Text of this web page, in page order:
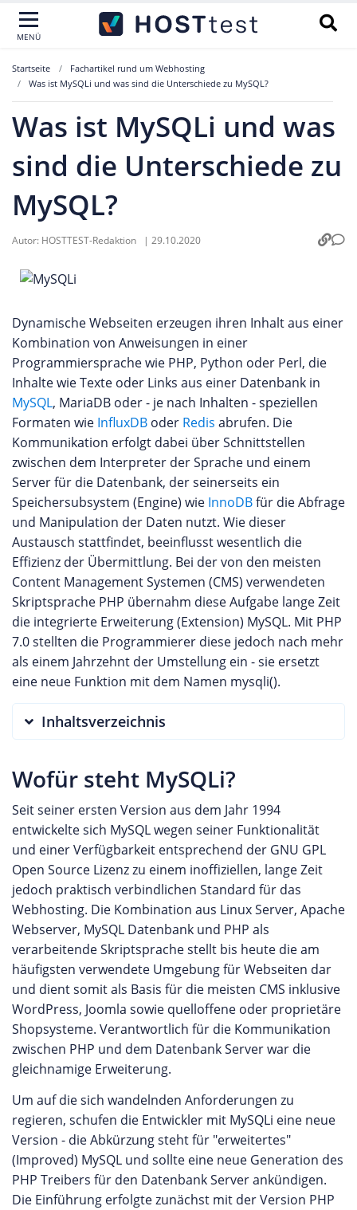
MENÜ
Startseite
Fachartikel rund um Webhosting
Was ist MySQLi und was sind die Unterschiede zu MySQL?
Was ist MySQLi und was
sind die Unterschiede zu
MySQL?
Autor: HOSTTEST-Redaktion | 29.10.2020
Dynamische Webseiten erzeugen ihren Inhalt aus einer
Kombination von Anweisungen in einer
Programmiersprache wie PHP, Python oder Perl, die
Inhalte wie Texte oder Links aus einer Datenbank in
MySQL, MariaDB oder - je nach Inhalten - speziellen
Formaten wie InfluxDB oder Redis abrufen. Die
Kommunikation erfolgt dabei über Schnittstellen
zwischen dem Interpreter der Sprache und einem
Server für die Datenbank, der seinerseits ein
Speichersubsystem (Engine) wie InnoDBfür die Abfrage
und Manipulation der Daten nutzt. Wie dieser
Austausch stattfindet, beeinflusst wesentlich die
Effizienz der Übermittlung. Bei der von den meisten
Content Management Systemen (CMS) verwendeten
Skriptsprache PHP übernahm diese Aufgabe lange Zeit
die integrierte Erweiterung (Extension) MySQL. Mit PHP
7.0 stellten die Programmierer diese jedoch nach mehr
als einem Jahrzehnt der Umstellung ein - sie ersetzt
eine neue Funktion mit dem Namen mysqli().
Inhaltsverzeichnis
Wofür steht MySQLi?
Seit seiner ersten Version aus dem Jahr 1994
entwickelte sich MySQL wegen seiner Funktionalität
und einer Verfügbarkeit entsprechend der GNU GPL
Open Source Lizenz zu einem inoffiziellen, lange Zeit
jedoch praktisch verbindlichen Standard für das
Webhosting. Die Kombination aus Linux Server, Apache
Webserver, MySQL Datenbank und PHP als
verarbeitende Skriptsprache stellt bis heute die am
häufigsten verwendete Umgebung für Webseiten dar
und dient somit als Basis für die meisten CMS inklusive
WordPress, Joomla sowie quelloffene oder proprietäre
Shopsysteme. Verantwortlich für die Kommunikation
zwischen PHP und dem Datenbank Server war die
gleichnamige Erweiterung.
Um auf die sich wandelnden Anforderungen zu
regieren, schufen die Entwickler mit MySQLi eine neue
Version - die Abkürzung steht für "erweitertes"
(Improved) MySQL und sollte eine neue Generation des
PHP Treibers für den Datenbank Server ankündigen.
Die Einführung erfolgte zunächst mit der Version PHP